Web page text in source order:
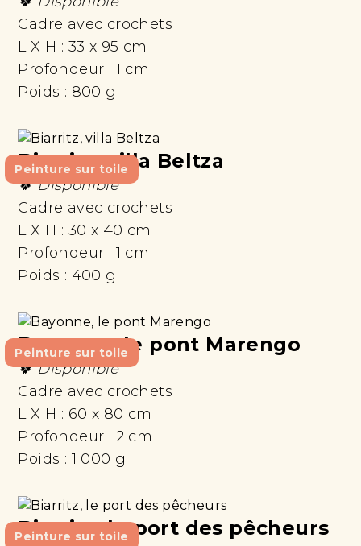
Cadre avec crochets
L X H : 33 x 95 cm
Profondeur : 1 cm
Poids : 800 g
Peinture sur toile
Biarritz, villa Beltza
🍀 Disponible
Cadre avec crochets
L X H : 30 x 40 cm
Profondeur : 1 cm
Poids : 400 g
Peinture sur toile
Bayonne, le pont Marengo
🍀 Disponible
Cadre avec crochets
L X H : 60 x 80 cm
Profondeur : 2 cm
Poids : 1 000 g
Peinture sur toile
Biarritz, le port des pêcheurs